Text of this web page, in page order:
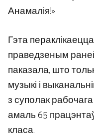
Анамалія!»
Гэта
праведзеным
паказала, што
музыкі і
з суполак
амаль 65
класа.